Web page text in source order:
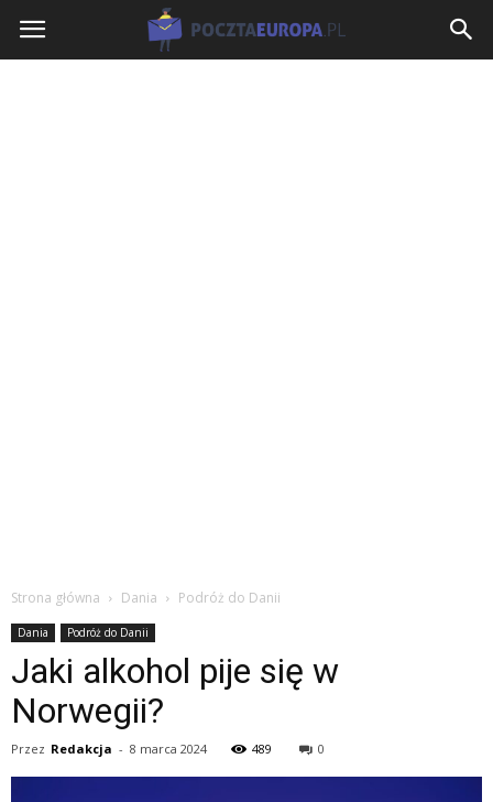
PocztaEuropa.pl
Strona główna Dania Podróż do Danii
Dania Podróż do Danii
Jaki alkohol pije się w
Norwegii?
Przez Redakcja - 8 marca 2024 489 0